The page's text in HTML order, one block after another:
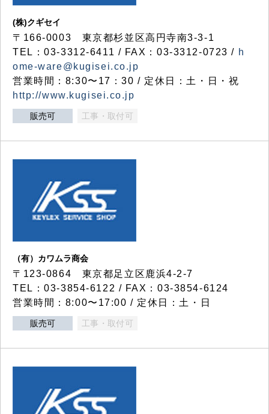
(株)クギセイ
〒166-0003 東京都杉並区高円寺南3-3-1
TEL：03-3312-6411 / FAX：03-3312-0723 / h
ome-ware@kugisei.co.jp
営業時間：8:30〜17：30 / 定休日：土・日・祝
http://www.kugisei.co.jp
販売可 工事・取付可
（有）カワムラ商会
〒123-0864 東京都足立区鹿浜4-2-7
TEL：03-3854-6122 / FAX：03-3854-6124
営業時間：8:00〜17:00 / 定休日：土・日
販売可 工事・取付可